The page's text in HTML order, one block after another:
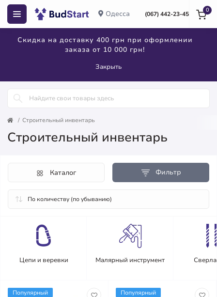
Одесса (067) 442-23-45
Скидка на доставку 400 грн при оформлении
заказа от 10 000 грн!
Закрыть
0
Строительный инвентарь
Строительный инвентарь
Фильтр
Каталог
Цепи и веревки Малярный инструмент
Популярный Популярный